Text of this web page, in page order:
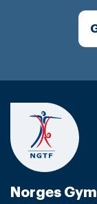
Norges